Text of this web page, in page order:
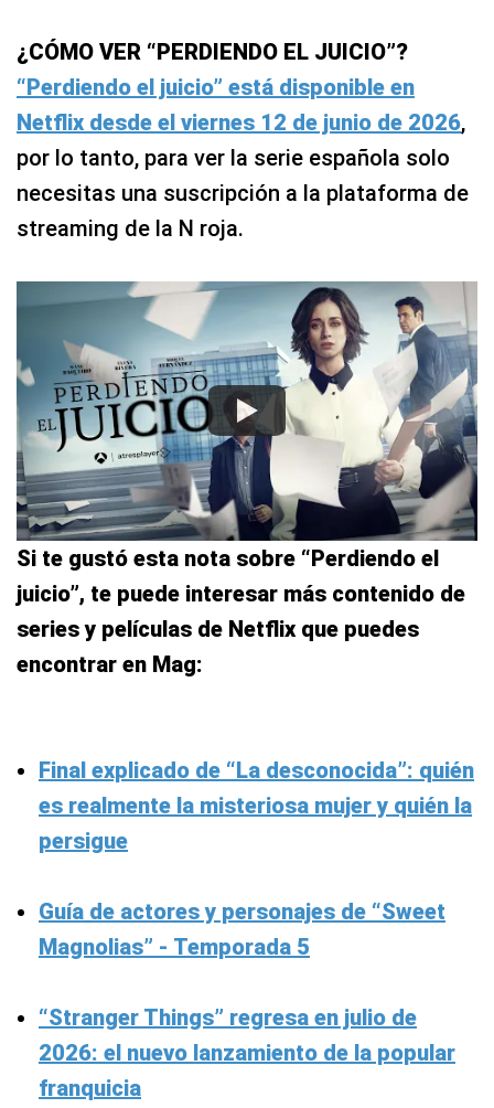
¿CÓMO VER “PERDIENDO EL JUICIO”?
“Perdiendo el juicio” está disponible en
Netflix desde el viernes 12 de junio de 2026,
por lo tanto, para ver la serie española solo
necesitas una suscripción a la plataforma de
streaming de la N roja.
Si te gustó esta nota sobre “Perdiendo el
juicio”, te puede interesar más contenido de
series y películas de Netflix que puedes
encontrar en Mag:
Final explicado de “La desconocida”: quién
es realmente la misteriosa mujer y quién la
persigue
Guía de actores y personajes de “Sweet
Magnolias” - Temporada 5
“Stranger Things” regresa en julio de
2026: el nuevo lanzamiento de la popular
franquicia